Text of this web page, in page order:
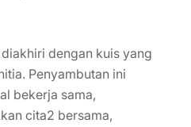
dengan kuis yang
Penyambutan ini
bekerja sama,
cita2 bersama,